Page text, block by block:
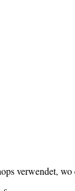
verwendet,